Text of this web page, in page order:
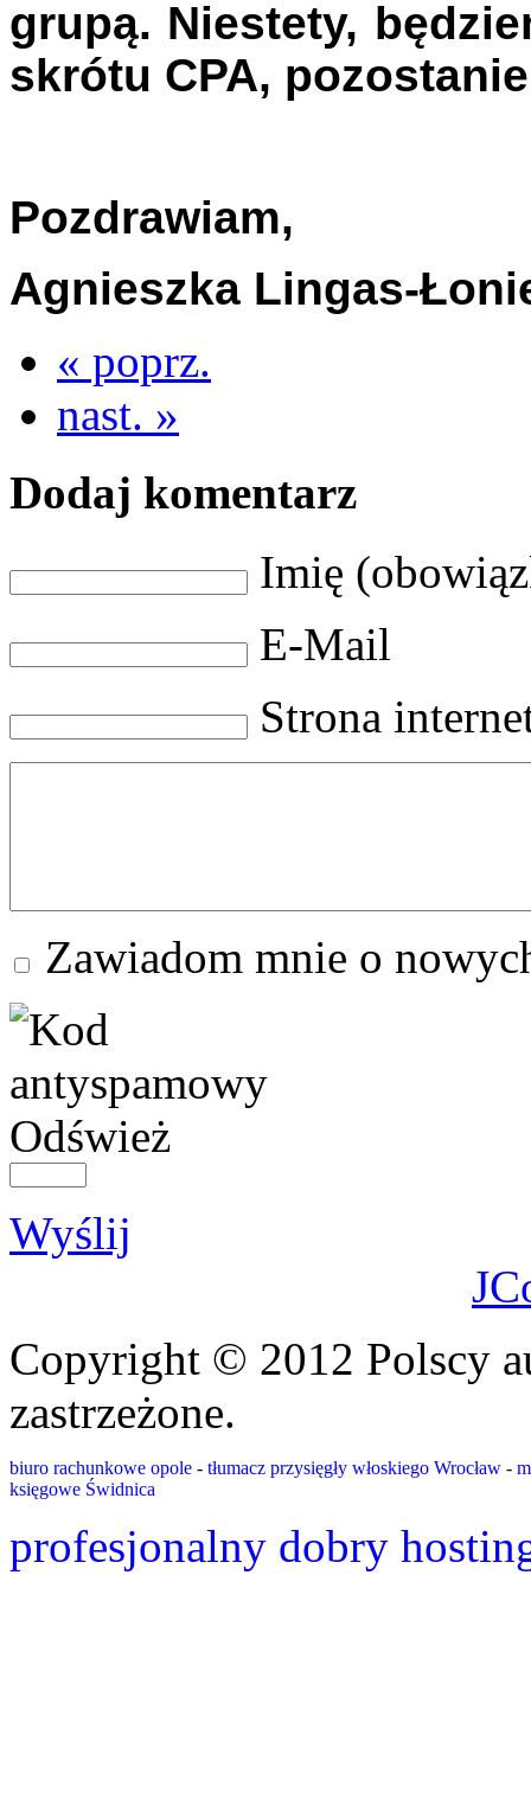
grupą. Niestety,
skrótu CPA,
Pozdrawiam,
Agnieszka Lingas-
« poprz.
nast. »
Dodaj komentarz
Imię
E-Mail
Strona
Zawiadom mnie o
Odśwież
Wyślij
Copyright © 2012 Polscy
zastrzeżone.
biuro rachunkowe opole - tłumacz przysięgły włoskiego Wrocław -
księgowe Świdnica
profesjonalny dobry